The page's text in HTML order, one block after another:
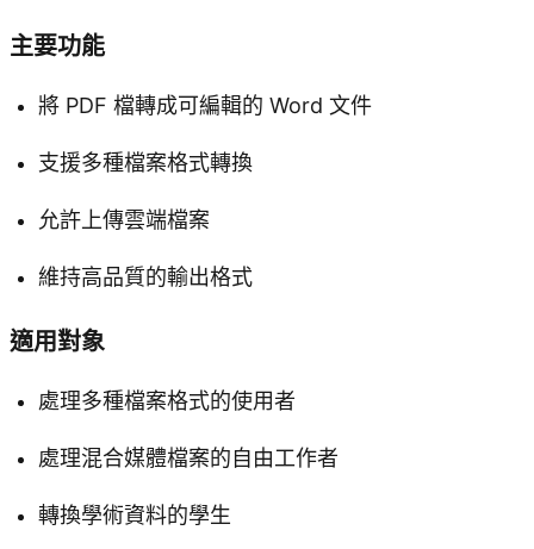
主要功能
將 PDF 檔轉成可編輯的 Word 文件
支援多種檔案格式轉換
允許上傳雲端檔案
維持高品質的輸出格式
適用對象
處理多種檔案格式的使用者
處理混合媒體檔案的自由工作者
轉換學術資料的學生